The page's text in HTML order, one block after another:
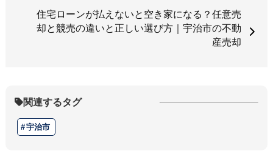
住宅ローンが払えないと空き家になる？任意売
却と競売の違いと正しい選び方｜宇治市の不動
産売却
関連するタグ
宇治市